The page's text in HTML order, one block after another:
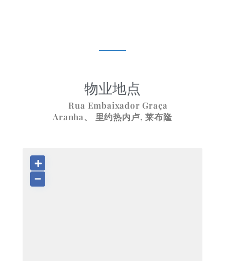
物业地点
Rua Embaixador Graça
Aranha、
里约热内卢,莱布隆